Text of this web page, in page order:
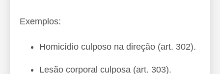
Exemplos:
Homicídio culposo na direção (art. 302).
Lesão corporal culposa (art. 303).